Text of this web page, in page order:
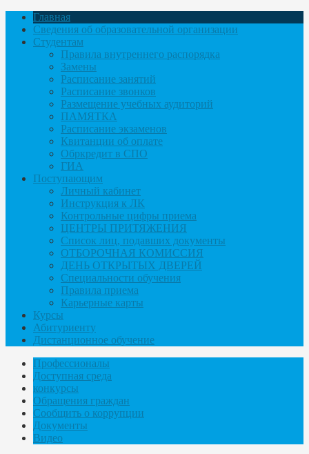
Главная
Сведения об образовательной организации
Студентам
Правила внутреннего распорядка
Замены
Расписание занятий
Расписание звонков
Размещение учебных аудиторий
ПАМЯТКА
Расписание экзаменов
Квитанции об оплате
Обркредит в СПО
ГИА
Поступающим
Личный кабинет
Инструкция к ЛК
Контрольные цифры приема
ЦЕНТРЫ ПРИТЯЖЕНИЯ
Список лиц, подавших документы
ОТБОРОЧНАЯ КОМИССИЯ
ДЕНЬ ОТКРЫТЫХ ДВЕРЕЙ
Специальности обучения
Правила приема
Карьерные карты
Курсы
Абитуриенту
Дистанционное обучение
Профессионалы
Доступная среда
конкурсы
Обращения граждан
Сообщить о коррупции
Документы
Видео